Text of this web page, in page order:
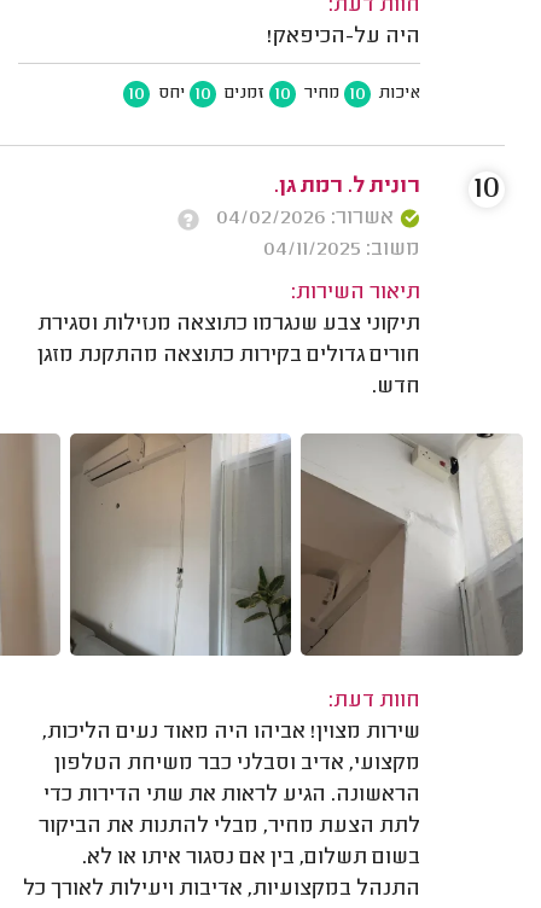
חוות דעת:
היה על-הכיפאק!
איכות 10 מחיר 10 זמנים 10 יחס 10
רונית ל. רמת גן.
אשרור: 04/02/2026
משוב: 04/11/2025
תיאור השירות:
תיקוני צבע שנגרמו כתוצאה מנזילות וסגירת
חורים גדולים בקירות כתוצאה מהתקנת מזגן
חדש.
חוות דעת:
שירות מצוין! אביהו היה מאוד נעים הליכות,
מקצועי, אדיב וסבלני כבר משיחת הטלפון
הראשונה. הגיע לראות את שתי הדירות כדי
לתת הצעת מחיר, מבלי להתנות את הביקור
בשום תשלום, בין אם נסגור איתו או לא.
התנהל במקצועיות, אדיבות ויעילות לאורך כל
10